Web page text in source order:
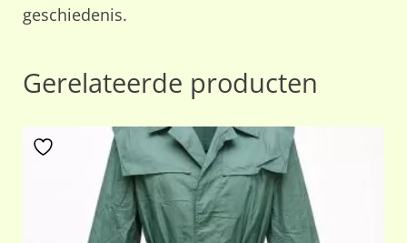
geschiedenis.
Gerelateerde producten